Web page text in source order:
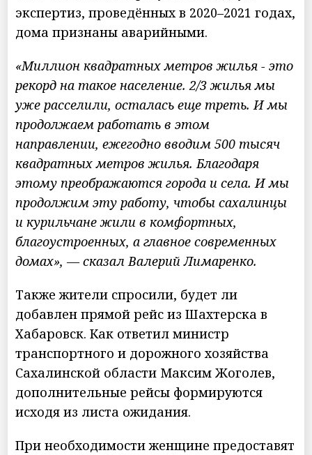
экспертиз, проведённых в 2020–2021 годах,
дома признаны аварийными.
«Миллион квадратных метров жилья - это
рекорд на такое население. 2/3 жилья мы
уже расселили, осталась еще треть. И мы
продолжаем работать в этом
направлении, ежегодно вводим 500 тысяч
квадратных метров жилья. Благодаря
этому преображаются города и села. И мы
продолжим эту работу, чтобы сахалинцы
и курильчане жили в комфортных,
благоустроенных, а главное современных
домах», — сказал Валерий Лимаренко.
Также жители спросили, будет ли
добавлен прямой рейс из Шахтерска в
Хабаровск. Как ответил министр
транспортного и дорожного хозяйства
Сахалинской области Максим Жоголев,
дополнительные рейсы формируются
исходя из листа ожидания.
При необходимости женщине предоставят